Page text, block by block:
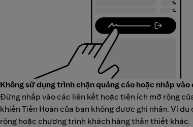
Không sử dụng trình chặn quảng cáo hoặc nhấp
Đừng nhấp vào các liên kết hoặc tiện ích mở rộng
khiến Tiền Hoàn của bạn không được ghi nhận. Ví
rộng hoặc chương trình khách hàng thân thiết khác.